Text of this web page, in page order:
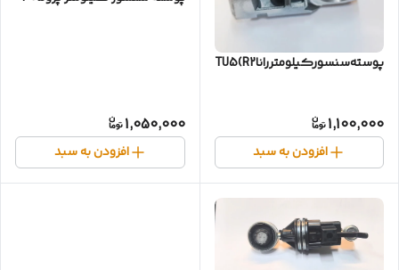
پوسته‌سنسورکیلومتر‌راناTU5(R2)
1,100,000
افزودن به سبد
1,050,000
افزودن به سبد